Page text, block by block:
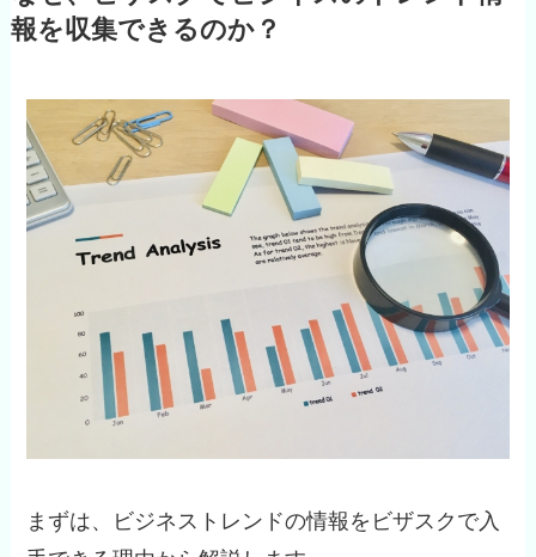
報を収集できるのか？
まずは、ビジネストレンドの情報をビザスクで入